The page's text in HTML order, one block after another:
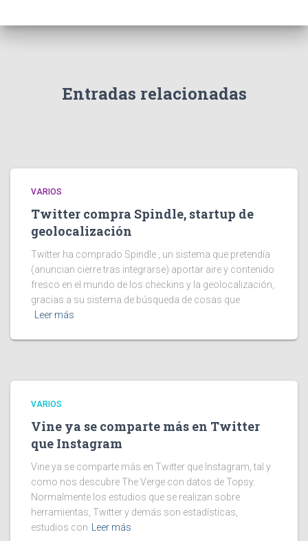
Entradas relacionadas
VARIOS
Twitter compra Spindle, startup de
geolocalización
Twitter ha comprado Spindle , un sistema que pretendía
(anuncian cierre tras integrarse) aportar aire y contenido
fresco en el mundo de los checkins y la geolocalización,
gracias a su sistema de búsqueda de cosas que
Leer más
VARIOS
Vine ya se comparte más en Twitter
que Instagram
Vine ya se comparte más en Twitter que Instagram, tal y
como nos descubre The Verge con datos de Topsy.
Normalmente los estudios que se realizan sobre
herramientas, Twitter y demás son estadísticas,
estudios con
Leer más